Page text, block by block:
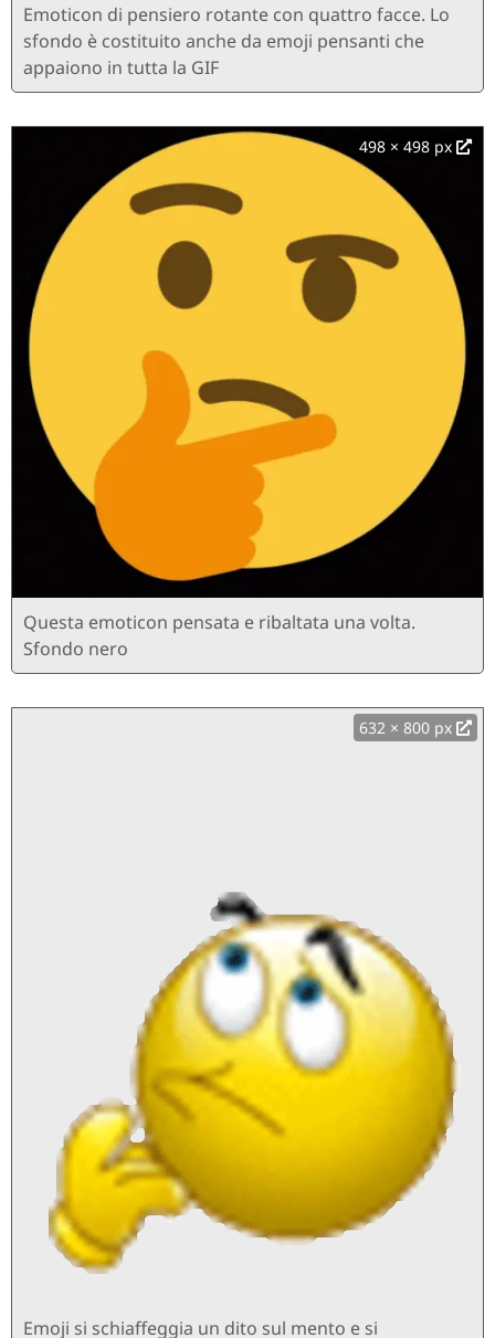
Emoticon di pensiero rotante con quattro facce. Lo
sfondo è costituito anche da emoji pensanti che
appaiono in tutta la GIF
498 × 498 px
Questa emoticon pensata e ribaltata una volta.
Sfondo nero
632 × 800 px
Emoji si schiaffeggia un dito sul mento e si